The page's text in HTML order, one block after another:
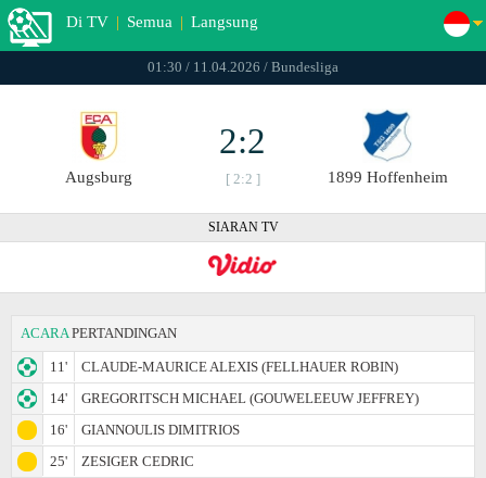
Di TV | Semua | Langsung
01:30 / 11.04.2026 / Bundesliga
Augsburg
2:2
[ 2:2 ] 1899 Hoffenheim
SIARAN TV
ACARA PERTANDINGAN
11'
CLAUDE-MAURICE ALEXIS (FELLHAUER ROBIN)
14'
GREGORITSCH MICHAEL (GOUWELEEUW JEFFREY)
16'
GIANNOULIS DIMITRIOS
25'
ZESIGER CEDRIC